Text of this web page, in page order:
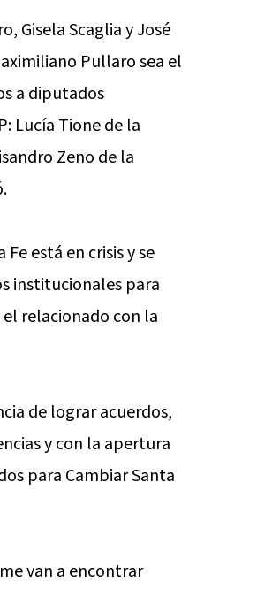
Gisela Scaglia y José
Pullaro sea el
a diputados
Lucía Tione de la
Zeno de la
está en crisis y se
institucionales para
relacionado con la
de lograr acuerdos,
y con la apertura
para Cambiar Santa
van a encontrar